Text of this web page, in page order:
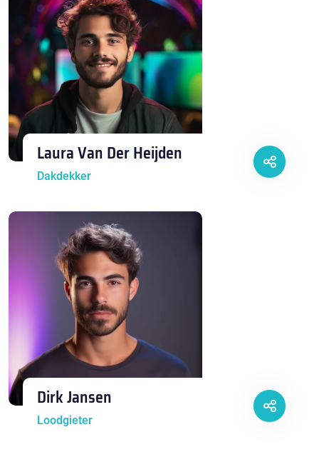
Laura Van Der Heijden
Dakdekker
Dirk Jansen
Loodgieter